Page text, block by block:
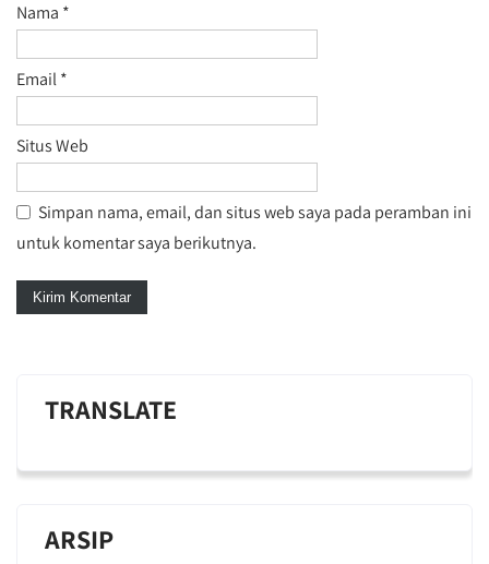
Nama *
Email*
Situs Web
Simpan nama, email, dan situs web saya pada peramban ini
untuk komentar saya berikutnya.
TRANSLATE
ARSIP